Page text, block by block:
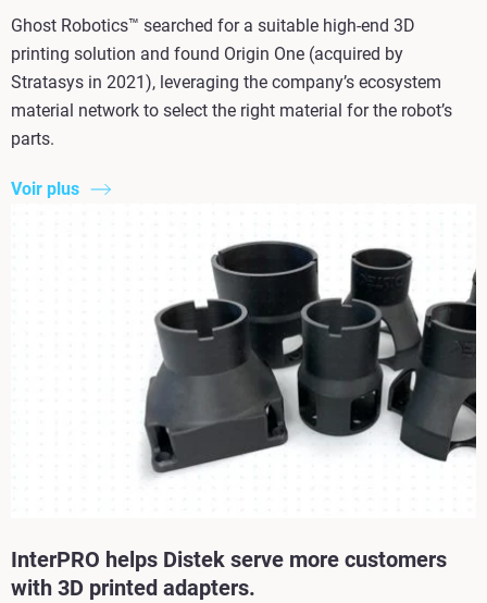
Ghost Robotics™ searched for a suitable high-end 3D
printing solution and found Origin One (acquired by
Stratasys in 2021), leveraging the company’s ecosystem
material network to select the right material for the robot’s
parts.
Voir plus
InterPRO helps Distek serve more customers
with 3D printed adapters.